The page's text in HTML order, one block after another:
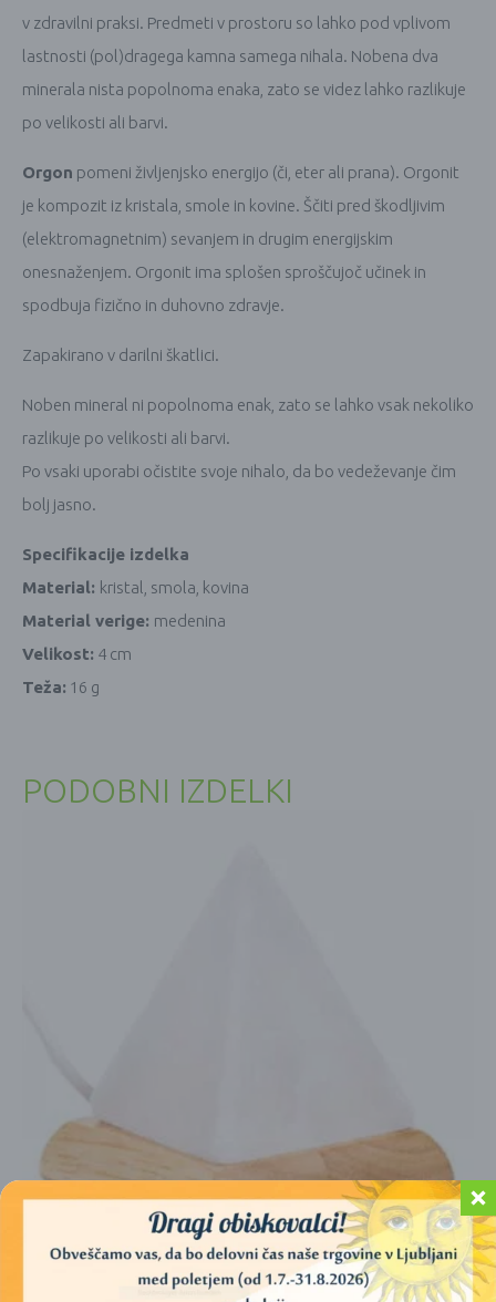
v zdravilni praksi. Predmeti v prostoru so lahko pod vplivom
lastnosti (pol)dragega kamna samega nihala. Nobena dva
minerala nista popolnoma enaka, zato se videz lahko razlikuje
po velikosti ali barvi.
Orgon pomeni življenjsko energijo (či, eter ali prana). Orgonit
je kompozit iz kristala, smole in kovine. Ščiti pred škodljivim
(elektromagnetnim) sevanjem in drugim energijskim
onesnaženjem. Orgonit ima splošen sproščujoč učinek in
spodbuja fizično in duhovno zdravje.
Zapakirano v darilni škatlici.
Noben mineral ni popolnoma enak, zato se lahko vsak nekoliko
razlikuje po velikosti ali barvi.
Po vsaki uporabi očistite svoje nihalo, da bo vedeževanje čim
bolj jasno.
Specifikacije izdelka
Material: kristal, smola, kovina
Material verige: medenina
Velikost: 4 cm
Teža: 16 g
PODOBNI IZDELKI
SOLNA SVETILKA PIRAMIDA – MINI – Z USB